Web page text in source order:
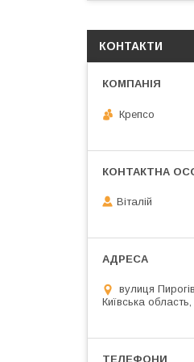
КОНТАКТИ
Крепсо
Віталій
вулиця
Київська